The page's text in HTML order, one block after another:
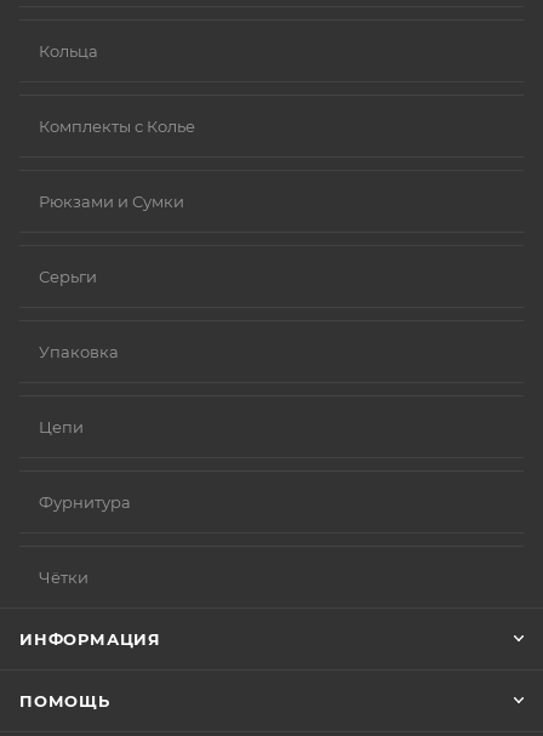
Кольца
Комплекты с Колье
Рюкзами и Сумки
Серьги
Упаковка
Цепи
Фурнитура
Чётки
ИНФОРМАЦИЯ
ПОМОЩЬ